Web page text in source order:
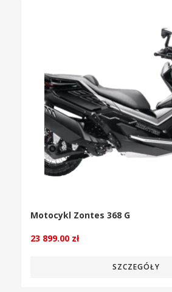
Motocykl Zontes 368 G
23 899.00 zł
SZCZEGÓŁY